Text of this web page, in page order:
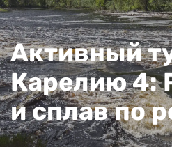
Активный
Карелию 4:
и сплав по